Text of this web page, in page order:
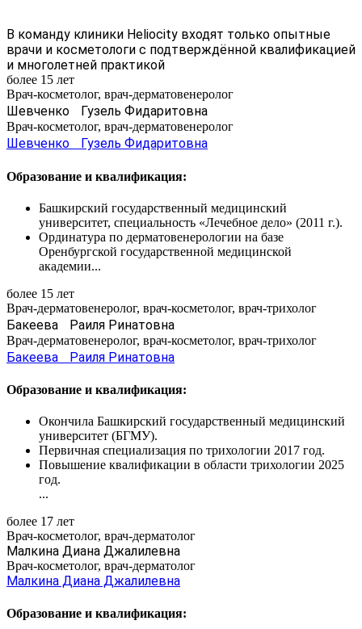
В команду клиники Heliocity входят только опытные
врачи и косметологи с подтверждённой квалификацией
и многолетней практикой
более 15 лет
Врач-косметолог, врач-дерматовенеролог
Шевченко Гузель Фидаритовна
Врач-косметолог, врач-дерматовенеролог
Шевченко Гузель Фидаритовна
Образование и квалификация:
Башкирский государственный медицинский
университет, специальность «Лечебное дело» (2011 г.).
Ординатура по дерматовенерологии на базе
Оренбургской государственной медицинской
академии...
более 15 лет
Врач-дерматовенеролог, врач-косметолог, врач-трихолог
Бакеева Раиля Ринатовна
Врач-дерматовенеролог, врач-косметолог, врач-трихолог
Бакеева Раиля Ринатовна
Образование и квалификация:
Окончила Башкирский государственный медицинский
университет (БГМУ).
Первичная специализация по трихологии 2017 год.
Повышение квалификации в области трихологии 2025
год.
...
более 17 лет
Врач-косметолог, врач-дерматолог
Малкина Диана Джалилевна
Врач-косметолог, врач-дерматолог
Малкина Диана Джалилевна
Образование и квалификация: